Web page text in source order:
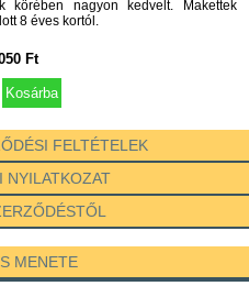
körében nagyon kedvelt. Makettek
8 éves kortól.
Ft
FELTÉTELEK
NYILATKOZAT
MENETE